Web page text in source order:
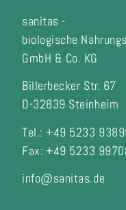
sanitas -
biologische
GmbH & Co. KG
Billerbecker Str. 67
D-32839 Steinheim
Tel.: +49 5233
Fax: +49 5233
info@sanitas.de